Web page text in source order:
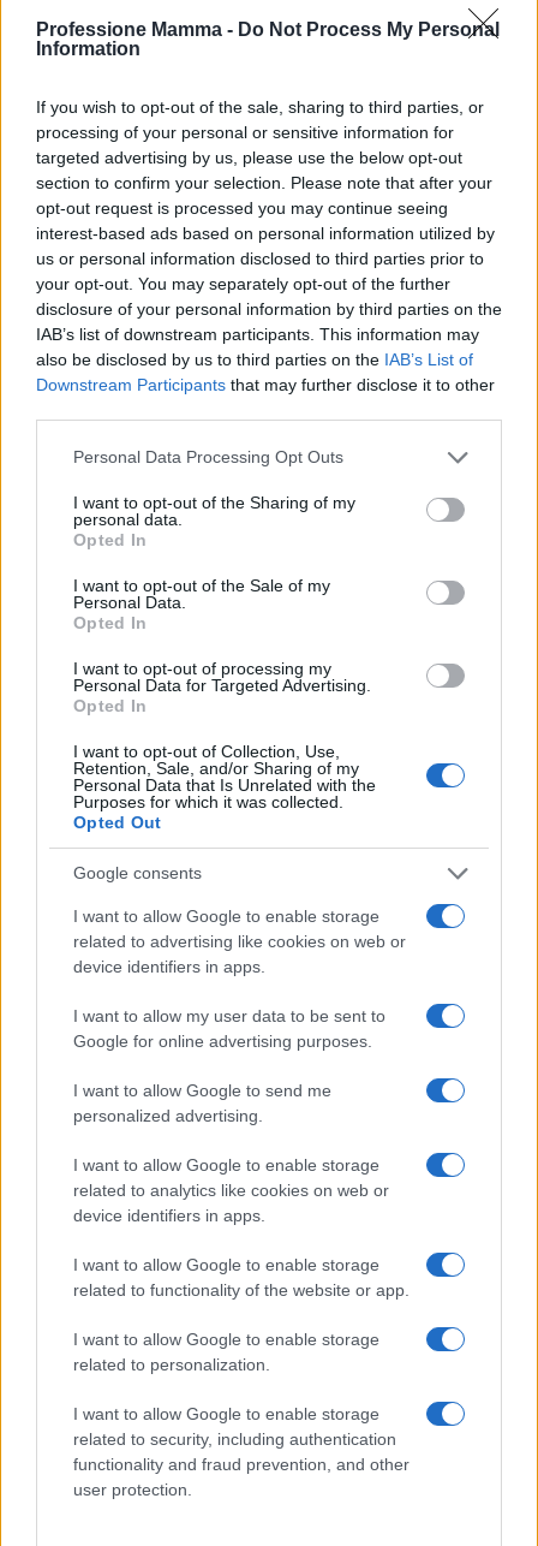
Professione Mamma - Do Not Process My Personal
Information
If you wish to opt-out of the sale, sharing to third parties, or
processing of your personal or sensitive information for
targeted advertising by us, please use the below opt-out
section to confirm your selection. Please note that after your
opt-out request is processed you may continue seeing
interest-based ads based on personal information utilized by
us or personal information disclosed to third parties prior to
your opt-out. You may separately opt-out of the further
disclosure of your personal information by third parties on the
IAB’s list of downstream participants. This information may
also be disclosed by us to third parties on the IAB’s List of
Downstream Participants that may further disclose it to other
Please note that this website/app uses one or more Google
not limited to your visit or usage behaviour. You may click to
grant or deny consent to Google and its third-party tags to
use your data for below specified purposes in below Google
consent section.
Personal Data Processing Opt Outs
I want to opt-out of the Sharing of my
personal data.
Opted In
I want to opt-out of the Sale of my
Personal Data.
Opted In
I want to opt-out of processing my
Personal Data for Targeted Advertising.
Opted In
I want to opt-out of Collection, Use,
Retention, Sale, and/or Sharing of my
Personal Data that Is Unrelated with the
Purposes for which it was collected.
Opted Out
Google consents
I want to allow Google to enable storage
related to advertising like cookies on web or
device identifiers in apps.
I want to allow my user data to be sent to
Google for online advertising purposes.
I want to allow Google to send me
personalized advertising.
I want to allow Google to enable storage
related to analytics like cookies on web or
device identifiers in apps.
I want to allow Google to enable storage
related to functionality of the website or app.
I want to allow Google to enable storage
related to personalization.
I want to allow Google to enable storage
related to security, including authentication
functionality and fraud prevention, and other
user protection.
Conclusione: affrontare la dentizione
con serenità
In sintesi, la dentizione è un processo naturale e
inevitabile, che può portare con sé disagi e sfide.
Con un po’ di pazienza e alcune strategie efficaci,
come l’uso di massaggiagengive e l’adozione di
buone pratiche igieniche, è possibile affrontare
questa fase con serenità. L’importante è non
orale ottimale per il tuo bambino. E se hai bisogno
per rimanere sempre aggiornato!
AUTORE
Continua a leggere